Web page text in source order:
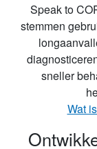
Speak to
stemmen
sneller
Wat